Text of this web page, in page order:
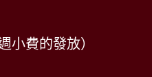
小費的發放）